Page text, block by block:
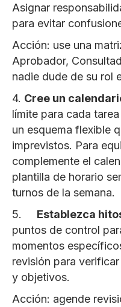
Asignar
para evitar
Acción: use una
Aprobador,
nadie dude de su rol
4. Cree un
límite para cada
un esquema flexible
imprevistos. Para
complemente el
plantilla de horario
turnos de la semana.
5. Establezca
puntos de control
momentos
revisión para
y objetivos.
Acción: agende